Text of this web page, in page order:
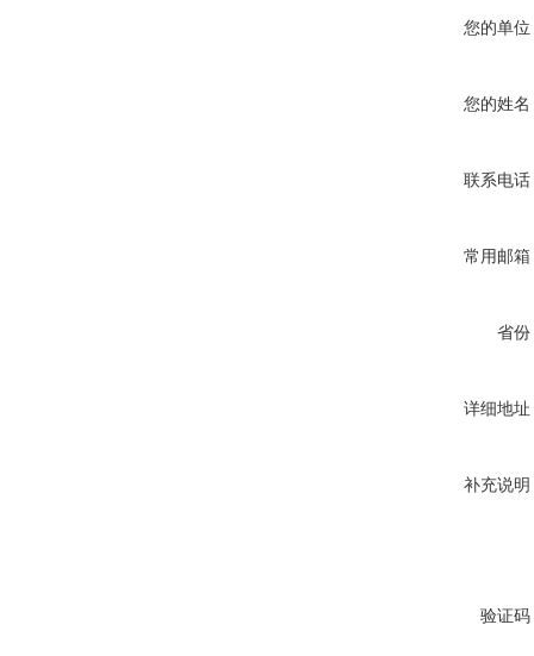
您的单位
您的姓名
联系电话
常用邮箱
省份
详细地址
补充说明
验证码